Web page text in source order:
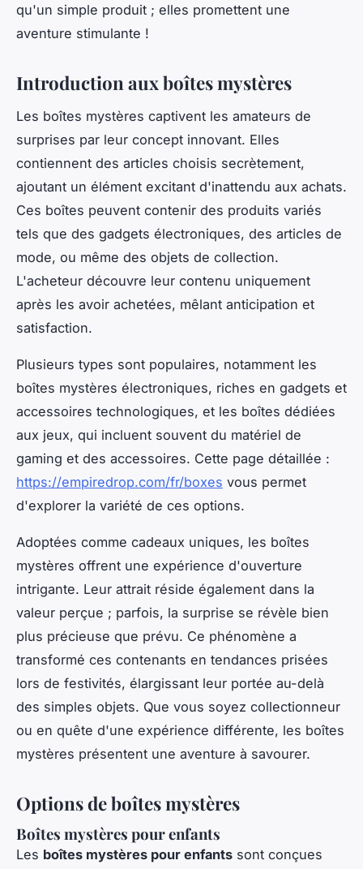
qu'un simple produit ; elles promettent une
aventure stimulante !
Introduction aux boîtes mystères
Les boîtes mystères captivent les amateurs de
surprises par leur concept innovant. Elles
contiennent des articles choisis secrètement,
ajoutant un élément excitant d'inattendu aux achats.
Ces boîtes peuvent contenir des produits variés
tels que des gadgets électroniques, des articles de
mode, ou même des objets de collection.
L'acheteur découvre leur contenu uniquement
après les avoir achetées, mêlant anticipation et
satisfaction.
Plusieurs types sont populaires, notamment les
boîtes mystères électroniques, riches en gadgets et
accessoires technologiques, et les boîtes dédiées
aux jeux, qui incluent souvent du matériel de
gaming et des accessoires. Cette page détaillée :
https://empiredrop.com/fr/boxes vous permet
d'explorer la variété de ces options.
Adoptées comme cadeaux uniques, les boîtes
mystères offrent une expérience d'ouverture
intrigante. Leur attrait réside également dans la
valeur perçue ; parfois, la surprise se révèle bien
plus précieuse que prévu. Ce phénomène a
transformé ces contenants en tendances prisées
lors de festivités, élargissant leur portée au-delà
des simples objets. Que vous soyez collectionneur
ou en quête d'une expérience différente, les boîtes
mystères présentent une aventure à savourer.
Options de boîtes mystères
Boîtes mystères pour enfants
Les boîtes mystères pour enfants sont conçues